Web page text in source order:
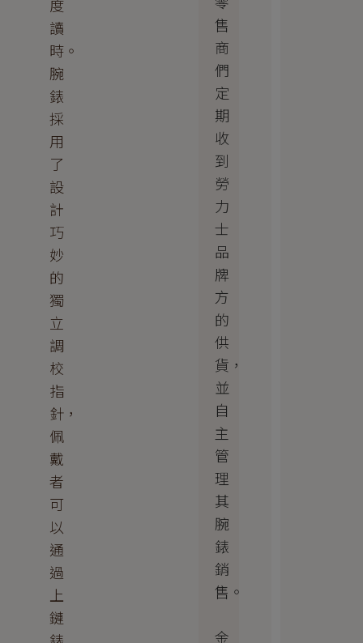
度
讀
時。
腕
錶
採
用
了
設
計
巧
妙
的
獨
立
調
校
指
針，
佩
戴
者
可
以
通
過
上
鏈
售
商
們
定
期
收
到
勞
力
士
品
牌
方
的
供
貨，
並
自
主
管
理
其
腕
錶
銷
售。
金